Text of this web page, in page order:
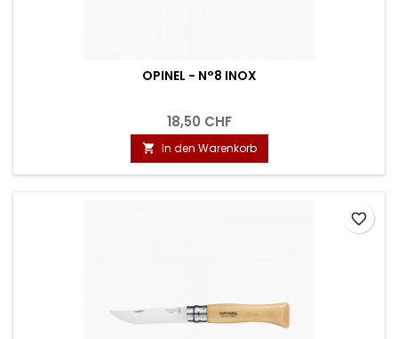
OPINEL - N°8 INOX
18,50 CHF
 In den Warenkorb
favorite_border